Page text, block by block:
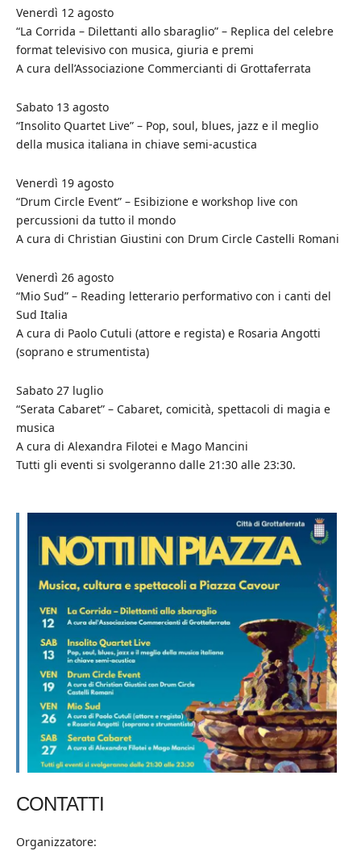
Venerdì 12 agosto
“La Corrida – Dilettanti allo sbaraglio” – Replica del celebre
format televisivo con musica, giuria e premi
A cura dell’Associazione Commercianti di Grottaferrata
Sabato 13 agosto
“Insolito Quartet Live” – Pop, soul, blues, jazz e il meglio
della musica italiana in chiave semi-acustica
Venerdì 19 agosto
“Drum Circle Event” – Esibizione e workshop live con
percussioni da tutto il mondo
A cura di Christian Giustini con Drum Circle Castelli Romani
Venerdì 26 agosto
“Mio Sud” – Reading letterario performativo con i canti del
Sud Italia
A cura di Paolo Cutuli (attore e regista) e Rosaria Angotti
(soprano e strumentista)
Sabato 27 luglio
“Serata Cabaret” – Cabaret, comicità, spettacoli di magia e
musica
A cura di Alexandra Filotei e Mago Mancini
Tutti gli eventi si svolgeranno dalle 21:30 alle 23:30.
CONTATTI
Organizzatore: